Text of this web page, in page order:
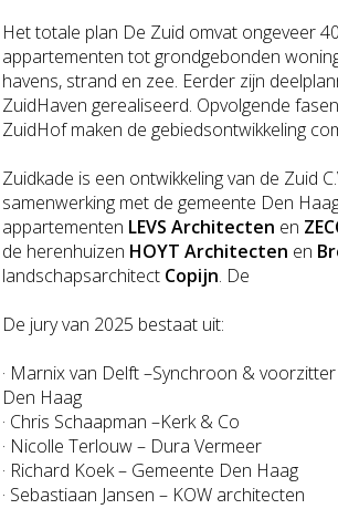
Het totale plan De Zuid omvat ongeveer
appartementen tot grondgebonden
havens, strand en zee. Eerder zijn
ZuidHaven gerealiseerd. Opvolgende
ZuidHof maken de gebiedsontwikkeling
Zuidkade is een ontwikkeling van de Zuid
samenwerking met de gemeente Den
appartementen LEVS Architecten en
de herenhuizen HOYT Architecten en
landschapsarchitect Copijn. De
De jury van 2025 bestaat uit:
· Marnix van Delft –Synchroon &
Den Haag
· Chris Schaapman –Kerk & Co
· Nicolle Terlouw – Dura Vermeer
· Richard Koek – Gemeente Den Haag
· Sebastiaan Jansen – KOW architecten